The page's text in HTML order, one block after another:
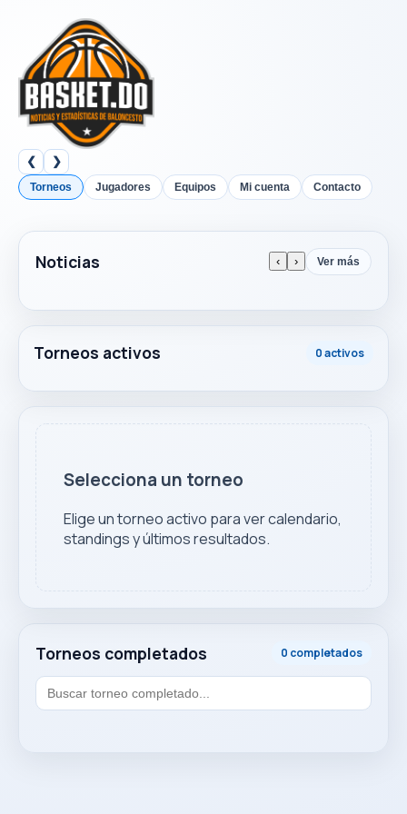
❮ ❯
Torneos Jugadores Equipos Mi cuenta Contacto
Noticias ‹ › Ver más
Torneos activos 0 activos
Torneos completados 0 completados
Selecciona un torneo
Elige un torneo activo para ver calendario,
standings y últimos resultados.